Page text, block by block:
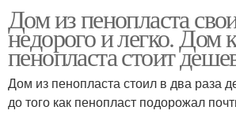
Дом из пенопласта
недорого и легко. Дом
пенопласта стоит
Дом из пенопласта стоил в два раза
до того как пенопласт подорожал